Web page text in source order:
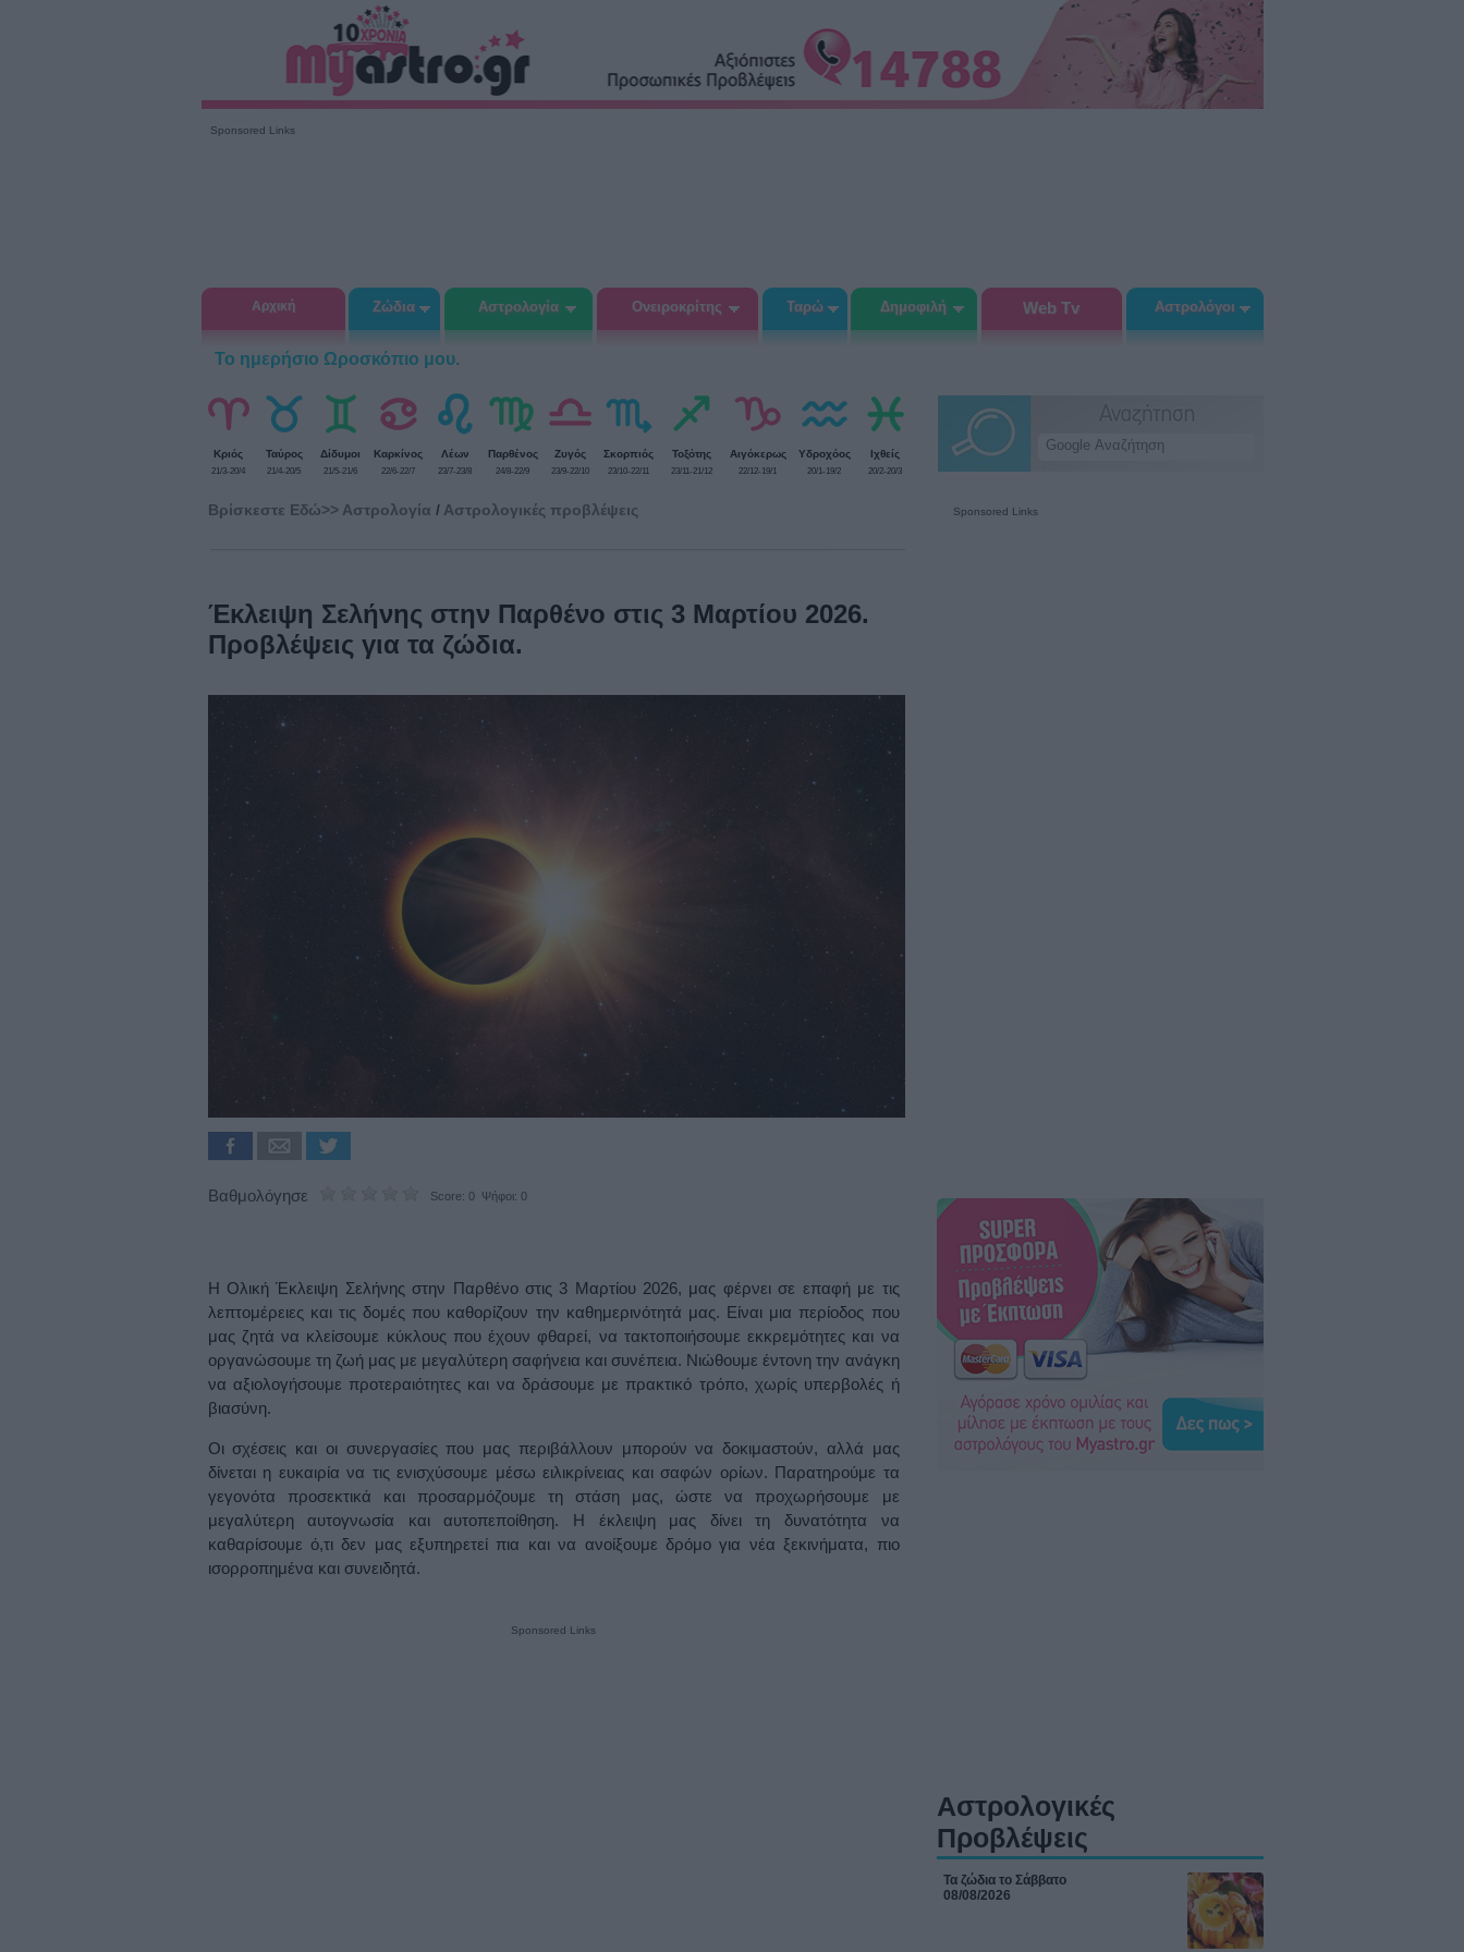
Sponsored Links
Αρχική Ζώδια Αστρολογία Ονειροκρίτης Ταρώ Δημοφιλή Web Tv Αστρολόγοι
Το ημερήσιο Ωροσκόπιο μου.
Κριός
21/3-20/4
Ταύρος
21/4-20/5
Δίδυμοι
21/5-21/6
Καρκίνος
22/6-22/7
Λέων
23/7-23/8
Παρθένος
24/8-22/9
Ζυγός
23/9-22/10
Σκορπιός
23/10-22/11
Τοξότης
23/11-21/12
Αιγόκερως
22/12-19/1
Υδροχόος
20/1-19/2
Ιχθείς
20/2-20/3
Βρίσκεστε Eδώ>> Αστρολογία / Αστρολογικές προβλέψεις
Έκλειψη Σελήνης στην Παρθένο στις 3 Μαρτίου 2026.
Προβλέψεις για τα ζώδια.
Βαθμολόγησε Score: 0 Ψήφοι: 0
Η Ολική Έκλειψη Σελήνης στην Παρθένο στις 3 Μαρτίου 2026, μας φέρνει σε επαφή με τις
λεπτομέρειες και τις δομές που καθορίζουν την καθημερινότητά μας. Είναι μια περίοδος που
μας ζητά να κλείσουμε κύκλους που έχουν φθαρεί, να τακτοποιήσουμε εκκρεμότητες και να
οργανώσουμε τη ζωή μας με μεγαλύτερη σαφήνεια και συνέπεια. Νιώθουμε έντονη την ανάγκη
να αξιολογήσουμε προτεραιότητες και να δράσουμε με πρακτικό τρόπο, χωρίς υπερβολές ή
βιασύνη.
Οι σχέσεις και οι συνεργασίες που μας περιβάλλουν μπορούν να δοκιμαστούν, αλλά μας
δίνεται η ευκαιρία να τις ενισχύσουμε μέσω ειλικρίνειας και σαφών ορίων. Παρατηρούμε τα
γεγονότα προσεκτικά και προσαρμόζουμε τη στάση μας, ώστε να προχωρήσουμε με
μεγαλύτερη αυτογνωσία και αυτοπεποίθηση. Η έκλειψη μας δίνει τη δυνατότητα να
καθαρίσουμε ό,τι δεν μας εξυπηρετεί πια και να ανοίξουμε δρόμο για νέα ξεκινήματα, πιο
ισορροπημένα και συνειδητά.
Sponsored Links
Sponsored Links
Αστρολογικές
Προβλέψεις
Τα ζώδια το Σάββατο
08/08/2026